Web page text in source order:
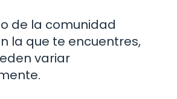
de la comunidad
la que te encuentres,
variar